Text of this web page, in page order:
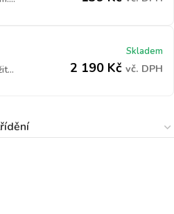
Skladem
2 190 Kč vč. DPH